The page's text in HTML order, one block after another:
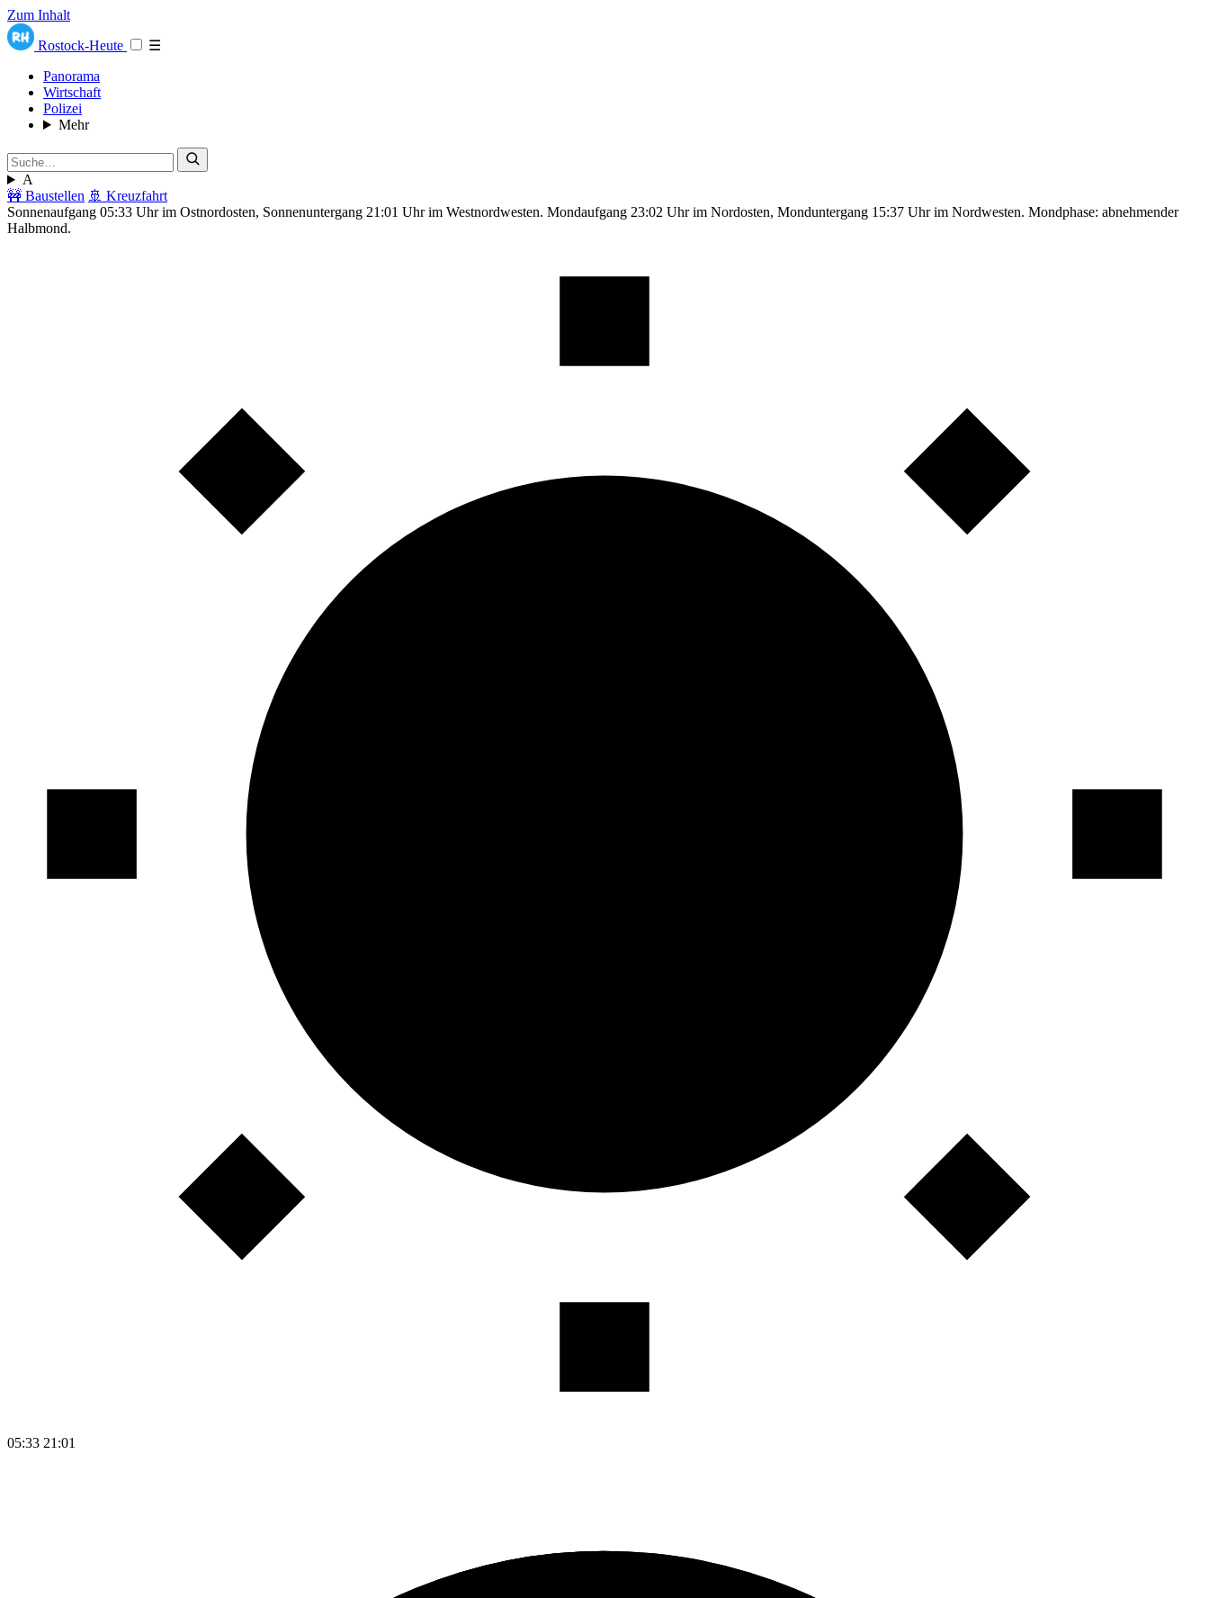
Zum Inhalt
Rostock-Heute
☰
Panorama
Wirtschaft
Polizei
Mehr
A
🚧 Baustellen 🚢 Kreuzfahrt
Sonnenaufgang 05:33 Uhr im Ostnordosten, Sonnenuntergang 21:01 Uhr im Westnordwesten. Mondaufgang 23:02 Uhr im Nordosten, Monduntergang 15:37 Uhr im Nordwesten. Mondphase: abnehmender
Halbmond.
05:33 21:01